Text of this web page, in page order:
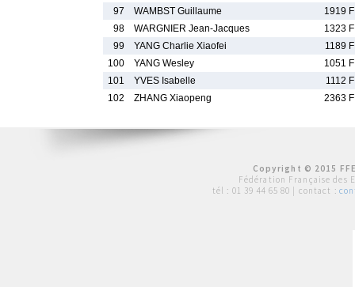
97
WAMBST Guillaume
1919 F
98
WARGNIER Jean-Jacques
1323 F
99
YANG Charlie Xiaofei
1189 F
100
YANG Wesley
1051 F
101
YVES Isabelle
1112 F
102
ZHANG Xiaopeng 2363 F
Copyright © 2015
Fédération Française des
tél : 01 39 44 65 80 | contact :